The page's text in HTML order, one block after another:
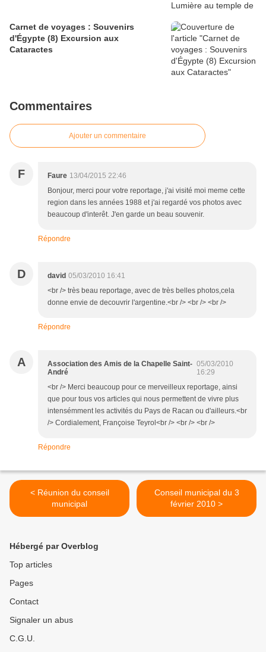
Carnet de voyages : Souvenirs
d'Égypte (8) Excursion aux
Cataractes
Commentaires
Ajouter un commentaire
F Faure 13/04/2015 22:46
Bonjour, merci pour votre reportage, j'ai visité moi meme cette
region dans les années 1988 et j'ai regardé vos photos avec
beaucoup d'interêt. J'en garde un beau souvenir.
Répondre
D david 05/03/2010 16:41
<br /> très beau reportage, avec de très belles photos,cela
donne envie de decouvrir l'argentine.<br /> <br /> <br />
Répondre
A
Association des Amis de la Chapelle Saint-
André
05/03/2010
16:29
<br /> Merci beaucoup pour ce merveilleux reportage, ainsi
que pour tous vos articles qui nous permettent de vivre plus
intensémment les activités du Pays de Racan ou d'ailleurs.<br
/> Cordialement, Françoise Teyrol<br /> <br /> <br />
Répondre
< Réunion du conseil
municipal
Conseil municipal du 3
février 2010 >
Hébergé par Overblog
Top articles
Pages
Contact
Signaler un abus
C.G.U.